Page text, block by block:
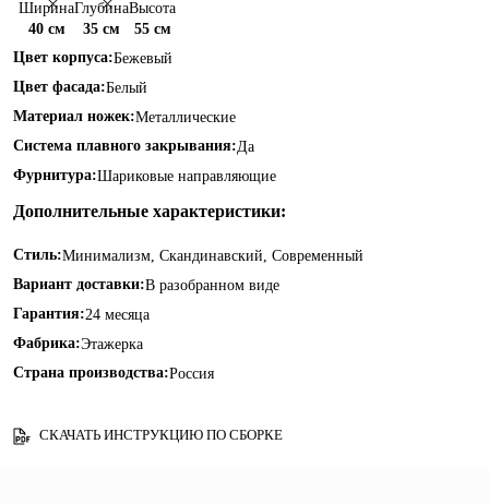
Ширина
40 см
Глубина
35 см
Высота
55 см
Цвет корпуса:Бежевый
Цвет фасада:Белый
Материал ножек:Металлические
Система плавного закрывания:Да
Фурнитура:Шариковые направляющие
Дополнительные характеристики:
Стиль:Минимализм, Скандинавский, Современный
Вариант доставки:В разобранном виде
Гарантия:24 месяца
Фабрика:Этажерка
Страна производства:Россия
СКАЧАТЬ ИНСТРУКЦИЮ ПО СБОРКЕ